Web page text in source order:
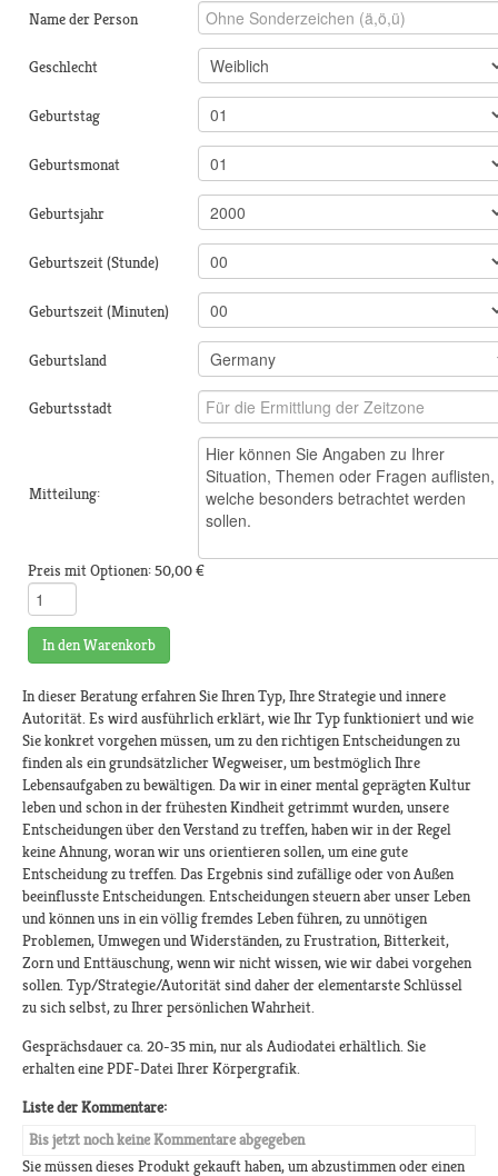
Name der Person
Geschlecht
Geburtstag
Geburtsmonat
Geburtsjahr
Geburtszeit (Stunde)
Geburtszeit (Minuten)
Geburtsland
Geburtsstadt
Mitteilung:
Preis mit Optionen:50,00 €
In den Warenkorb
In dieser Beratung erfahren Sie Ihren Typ, Ihre Strategie und innere
Autorität. Es wird ausführlich erklärt, wie Ihr Typ funktioniert und wie
Sie konkret vorgehen müssen, um zu den richtigen Entscheidungen zu
finden als ein grundsätzlicher Wegweiser, um bestmöglich Ihre
Lebensaufgaben zu bewältigen. Da wir in einer mental geprägten Kultur
leben und schon in der frühesten Kindheit getrimmt wurden, unsere
Entscheidungen über den Verstand zu treffen, haben wir in der Regel
keine Ahnung, woran wir uns orientieren sollen, um eine gute
Entscheidung zu treffen. Das Ergebnis sind zufällige oder von Außen
beeinflusste Entscheidungen. Entscheidungen steuern aber unser Leben
und können uns in ein völlig fremdes Leben führen, zu unnötigen
Problemen, Umwegen und Widerständen, zu Frustration, Bitterkeit,
Zorn und Enttäuschung, wenn wir nicht wissen, wie wir dabei vorgehen
sollen. Typ/Strategie/Autorität sind daher der elementarste Schlüssel
zu sich selbst, zu Ihrer persönlichen Wahrheit.
Gesprächsdauer ca. 20-35 min, nur als Audiodatei erhältlich. Sie
erhalten eine PDF-Datei Ihrer Körpergrafik.
Liste der Kommentare:
Bis jetzt noch keine Kommentare abgegeben
Sie müssen dieses Produkt gekauft haben, um abzustimmen oder einen